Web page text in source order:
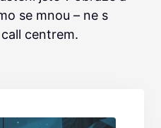
se mnou – ne s
centrem.